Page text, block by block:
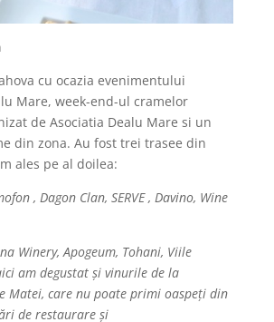
cu ocazia evenimentului
Mare, week-end-ul cramelor
de Asociatia Dealu Mare si un
din zona. Au fost trei trasee din
ales pe al doilea:
, Dagon Clan, SERVE , Davino, Wine
Winery, Apogeum, Tohani, Viile
am degustat și vinurile de la
Matei, care nu poate primi oaspeți din
de restaurare și